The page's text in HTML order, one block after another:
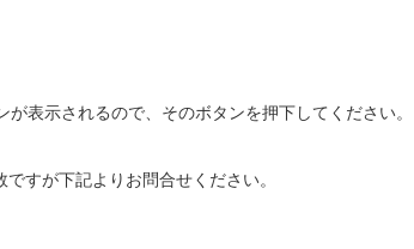
表示されるので、そのボタンを押下してください。
すが下記よりお問合せください。